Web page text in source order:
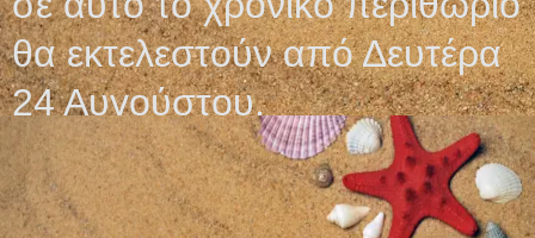
ΓΑΝΤΙΑ LATEX ΜΑΥΡΑ
ΧΩΡΙΣ ΠΟΥΔΡΑ
5,80 €
θα εκτελεστούν από Δευτέρα
24 Αυγούστου.